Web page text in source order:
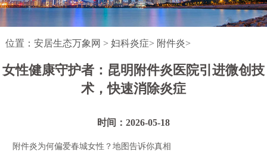
位置： 安居生态万象网 > 妇科炎症> 附件炎>
女性健康守护者：昆明附件炎医院引进微创技
术，快速消除炎症
时间：2026-05-18
附件炎为何偏爱春城女性？地图告诉你真相